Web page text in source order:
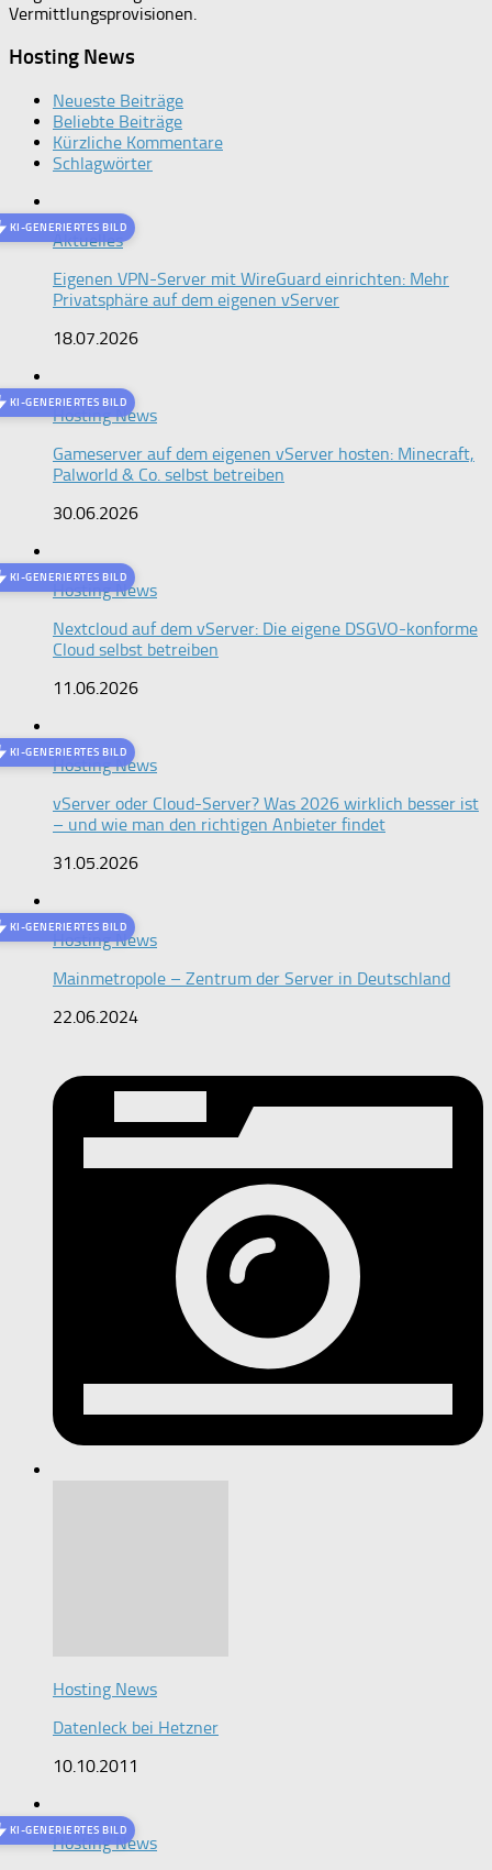
Vermittlungsprovisionen.
Hosting News
Neueste Beiträge
Beliebte Beiträge
Kürzliche Kommentare
Schlagwörter
KI-GENERIERTES BILD
Aktuelles
Eigenen VPN-Server mit WireGuard einrichten: Mehr
Privatsphäre auf dem eigenen vServer
18.07.2026
KI-GENERIERTES BILD
Hosting News
Gameserver auf dem eigenen vServer hosten: Minecraft,
Palworld & Co. selbst betreiben
30.06.2026
KI-GENERIERTES BILD
Hosting News
Nextcloud auf dem vServer: Die eigene DSGVO-konforme
Cloud selbst betreiben
11.06.2026
KI-GENERIERTES BILD
Hosting News
vServer oder Cloud-Server? Was 2026 wirklich besser ist
– und wie man den richtigen Anbieter findet
31.05.2026
KI-GENERIERTES BILD
Hosting News
Mainmetropole – Zentrum der Server in Deutschland
22.06.2024
Hosting News
Datenleck bei Hetzner
10.10.2011
KI-GENERIERTES BILD
Hosting News